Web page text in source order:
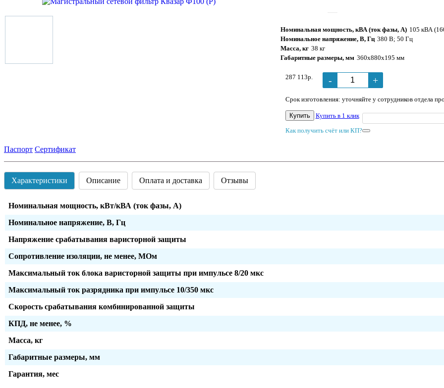
Номинальная мощность, кВА (ток фазы, А) 105 кВА
Номинальное напряжение, В, Гц 380 В; 50 Гц
Масса, кг 38 кг
Габаритные размеры, мм 360х880х195 мм
287 113р. - +
Срок изготовления: уточняйте у сотрудников отдела
Купить
Купить в 1 клик
Как получить счёт или КП?
Паспорт Сертификат
Характеристики Описание Оплата и доставка Отзывы
Номинальная мощность, кВт/кВА (ток фазы, А)
Номинальное напряжение, В, Гц
Напряжение срабатывания варисторной защиты
Сопротивление изоляции, не менее, МОм
Максимальный ток блока варисторной защиты при импульсе 8/20 мкс
Максимальный ток разрядника при импульсе 10/350 мкс
Скорость срабатывания комбинированной защиты
КПД, не менее, %
Масса, кг
Габаритные размеры, мм
Гарантия, мес